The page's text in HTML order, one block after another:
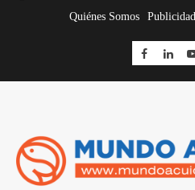
Quiénes Somos Publicidad